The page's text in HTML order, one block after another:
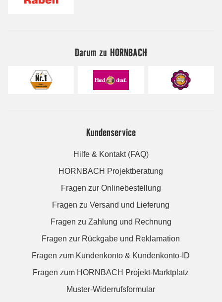
Darum zu HORNBACH
Kundenservice
Hilfe & Kontakt (FAQ)
HORNBACH Projektberatung
Fragen zur Onlinebestellung
Fragen zu Versand und Lieferung
Fragen zu Zahlung und Rechnung
Fragen zur Rückgabe und Reklamation
Fragen zum Kundenkonto & Kundenkonto-ID
Fragen zum HORNBACH Projekt-Marktplatz
Muster-Widerrufsformular